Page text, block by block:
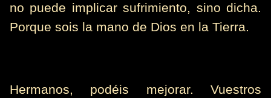
no puede implicar sufrimiento, sino dicha.
Porque sois la mano de Dios en la Tierra.
Hermanos, podéis mejorar. Vuestros